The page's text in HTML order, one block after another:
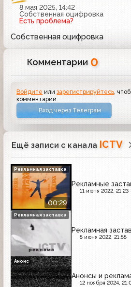
8 мая 2025, 14:42
Собственная оцифровка
Есть проблема?
Собственная оцифровка
Комментарии 0
Войдите илизарегистрируйтесь ,
комментарий
Вход через Телеграм
Ещё записи с канала ICTV
00:29
Рекламные
11 июня 2022, 21:23
Рекламная заставка
Рекламная
5 июня 2022, 21:55
Рекламная заставка
Анонсы и
12 ноября 2024,
Анонс